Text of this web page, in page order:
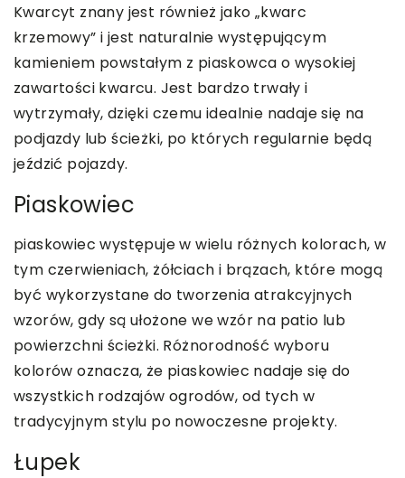
Kwarcyt znany jest również jako „kwarc
krzemowy” i jest naturalnie występującym
kamieniem powstałym z piaskowca o wysokiej
zawartości kwarcu. Jest bardzo trwały i
wytrzymały, dzięki czemu idealnie nadaje się na
podjazdy lub ścieżki, po których regularnie będą
jeździć pojazdy.
Piaskowiec
piaskowiec występuje w wielu różnych kolorach, w
tym czerwieniach, żółciach i brązach, które mogą
być wykorzystane do tworzenia atrakcyjnych
wzorów, gdy są ułożone we wzór na patio lub
powierzchni ścieżki. Różnorodność wyboru
kolorów oznacza, że piaskowiec nadaje się do
wszystkich rodzajów ogrodów, od tych w
tradycyjnym stylu po nowoczesne projekty.
Łupek